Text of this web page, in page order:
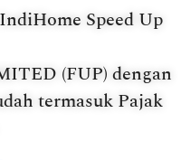
Speed Up
(FUP) dengan
termasuk Pajak